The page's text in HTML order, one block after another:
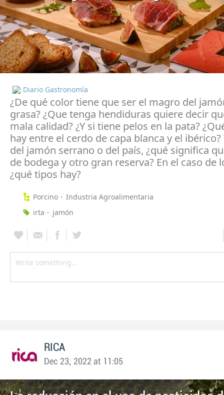
Diario Gastronomía
¿De qué color tiene que ser el magro del
grasa? ¿Que tenga hendiduras quiere decir
mala calidad? ¿Y si tiene pelos en la pata?
hay entre el cerdo de capa blanca y el
del jamón serrano o del país, ¿qué significa
de bodega y otro gran reserva? En el caso de
¿qué tipos hay?
Porcino
Industria Agroalimentaria
irta
jamón
RICA
Dec 23, 2022 at 11:05